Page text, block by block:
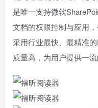
是唯一支持微软
文档的权限控制与应用
采用行业最快、最精准
质量高，为用户提供一